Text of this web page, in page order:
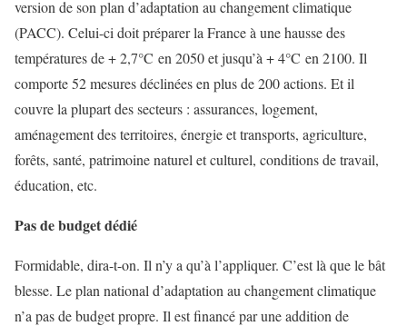
version de son plan d’adaptation au changement climatique
(PACC). Celui-ci doit préparer la France à une hausse des
températures de + 2,7°C en 2050 et jusqu’à + 4°C en 2100. Il
comporte 52 mesures déclinées en plus de 200 actions. Et il
couvre la plupart des secteurs : assurances, logement,
aménagement des territoires, énergie et transports, agriculture,
forêts, santé, patrimoine naturel et culturel, conditions de travail,
éducation, etc.
Pas de budget dédié
Formidable, dira-t-on. Il n’y a qu’à l’appliquer. C’est là que le bât
blesse. Le plan national d’adaptation au changement climatique
n’a pas de budget propre. Il est financé par une addition de